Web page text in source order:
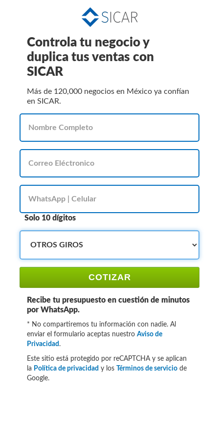
Controla tu negocio y
duplica tus ventas con
SICAR
Más de 120,000 negocios en México ya confían
en SICAR.
Solo 10 dígitos
COTIZAR
Recibe tu presupuesto en cuestión de minutos
por WhatsApp.
* No compartiremos tu información con nadie. Al
enviar el formulario aceptas nuestro Aviso de
Privacidad .
Este sitio está protegido por reCAPTCHA y se aplican
la Política de privacidad y los Términos de servicio de
Google.